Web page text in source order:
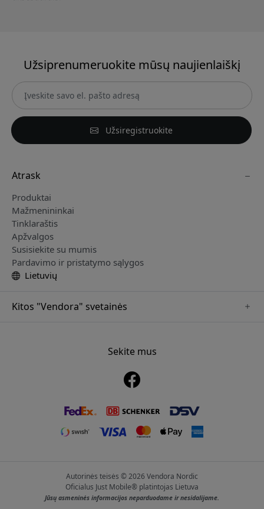
Užsiprenumeruokite mūsų naujienlaiškį
Užsiregistruokite
Atrask
Produktai
Mažmenininkai
Tinklaraštis
Apžvalgos
Susisiekite su mumis
Pardavimo ir pristatymo sąlygos
Lietuvių
Kitos "Vendora" svetainės
www.nordicsmartlight.seSekite mus
Autorinės teisės © 2026 Vendora Nordic
Oficialus Just Mobile® platintojas Lietuva
Jūsų asmeninės informacijos neparduodame ir nesidalijame.